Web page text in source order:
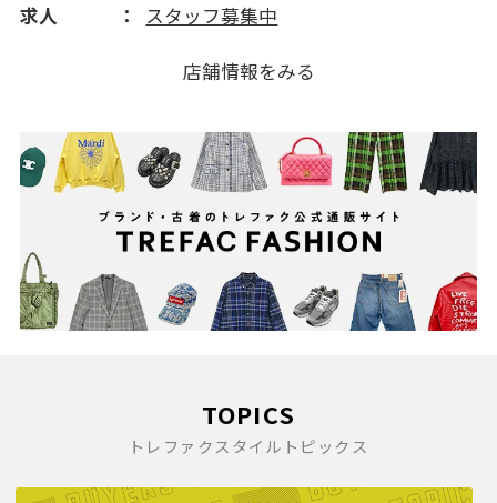
求人
スタッフ募集中
店舗情報をみる
TOPICS
トレファクスタイルトピックス